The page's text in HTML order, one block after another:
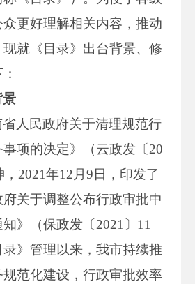
更好理解相关内容，推动
就《目录》出台背景、修
景
人民政府关于清理规范行
项的决定》（云政发〔20
2021年12月9日，印发了
府关于调整公布行政审批中
》（保政发〔2021〕11
》管理以来，我市持续推
范化建设，行政审批效率